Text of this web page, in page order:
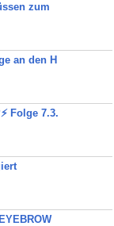
zum
an den H
Folge 7.3.